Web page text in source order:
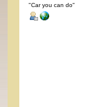
"Car you can do"